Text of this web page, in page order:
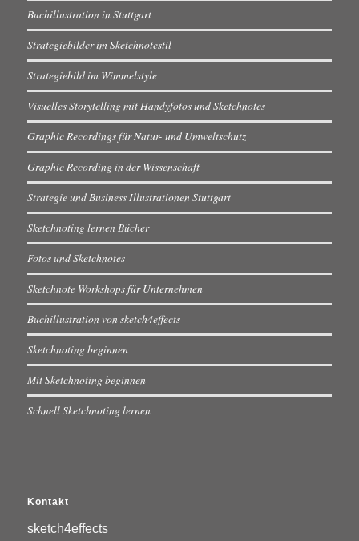
Buchillustration in Stuttgart
Strategiebilder im Sketchnotestil
Strategiebild im Wimmelstyle
Visuelles Storytelling mit Handyfotos und Sketchnotes
Graphic Recordings für Natur- und Umweltschutz
Graphic Recording in der Wissenschaft
Strategie und Business Illustrationen Stuttgart
Sketchnoting lernen Bücher
Fotos und Sketchnotes
Sketchnote Workshops für Unternehmen
Buchillustration von sketch4effects
Sketchnoting beginnen
Mit Sketchnoting beginnen
Schnell Sketchnoting lernen
Kontakt
sketch4effects